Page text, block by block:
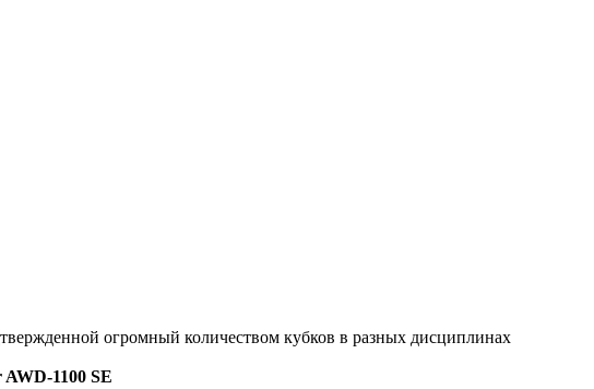
огромный количеством кубков в разных дисциплинах
1100 SE